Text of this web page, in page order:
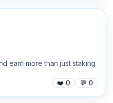
earn more than just staking
❤️ 0 💬 0